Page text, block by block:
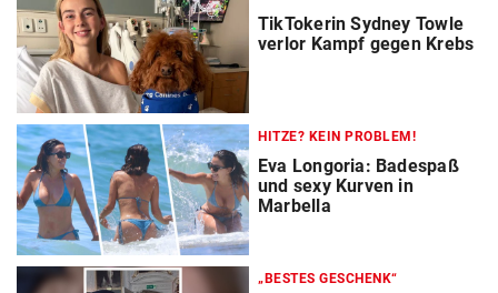
TikTokerin Sydney Towle
verlor Kampf gegen Krebs
HITZE? KEIN PROBLEM!
Eva Longoria: Badespaß
und sexy Kurven in
Marbella
„BESTES GESCHENK“